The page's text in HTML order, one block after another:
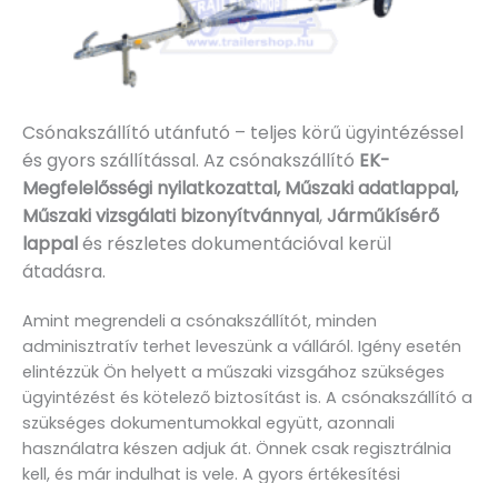
Csónakszállító utánfutó – teljes körű ügyintézéssel
és gyors szállítással. Az csónakszállító EK-
Megfelelősségi nyilatkozattal, Műszaki adatlappal,
Műszaki vizsgálati bizonyítvánnyal,Járműkísérő
lappalés részletes dokumentációval kerül
átadásra.
Amint megrendeli a csónakszállítót, minden
adminisztratív terhet leveszünk a válláról. Igény esetén
elintézzük Ön helyett a műszaki vizsgához szükséges
ügyintézést és kötelező biztosítást is. A csónakszállító a
szükséges dokumentumokkal együtt, azonnali
használatra készen adjuk át. Önnek csak regisztrálnia
kell, és már indulhat is vele. A gyors értékesítési